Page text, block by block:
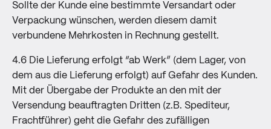
Sollte der Kunde eine bestimmte Versandart oder
Verpackung wünschen, werden diesem damit
verbundene Mehrkosten in Rechnung gestellt.
4.6 Die Lieferung erfolgt “ab Werk” (dem Lager, von
dem aus die Lieferung erfolgt) auf Gefahr des Kunden.
Mit der Übergabe der Produkte an den mit der
Versendung beauftragten Dritten (z.B. Spediteur,
Frachtführer) geht die Gefahr des zufälligen